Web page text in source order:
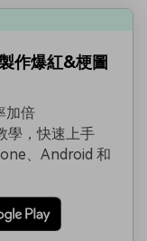
作爆紅&梗圖
加倍
學，快速上手
、Android 和